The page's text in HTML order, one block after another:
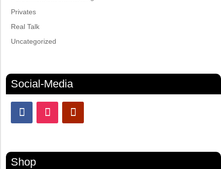
Privates
Real Talk
Uncategorized
Social-Media
Shop